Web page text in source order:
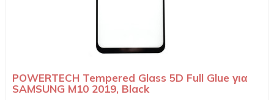
POWERTECH Tempered Glass 5D Full Glue για
SAMSUNG M10 2019, Black